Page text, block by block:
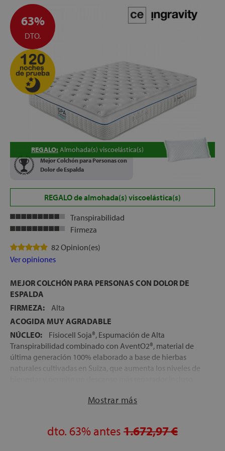
TRANSPORTE, MONTAJE Y RETIRADA DEL ANTIGUO
COLCHÓN, GRATUITOS
ALTURA:
+/- 29 cm
63%
DTO.
Mejor Colchón para Personas con
Dolor de Espalda
REGALO: Almohada(s) viscoelástica(s)
REGALO de almohada(s) viscoelástica(s)
Transpirabilidad
Firmeza
82 Opinion(es)
Ver opiniones
MEJOR COLCHÓN PARA PERSONAS CON DOLOR DE
ESPALDA
FIRMEZA:
Alta
ACOGIDA MUY AGRADABLE
NÚCLEO:
Fisiocell Soja®, Espumación de Alta
Transpirabilidad combinado con AventO2®, material de
última generación 100% elaborado a base de hierbas
naturales cultivadas en Suiza, que aumenta los niveles de
TEJIDO DE MÁXIMA TRANSPIRACIÓN:
dispone de una estructura de poro abierto, que facilita la
entrada y salida del aire en las capas interiores del
Mostrar más
dto. 63% antes 1.672,97 €